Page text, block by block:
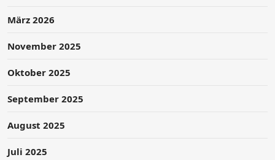
März 2026
November 2025
Oktober 2025
September 2025
August 2025
Juli 2025